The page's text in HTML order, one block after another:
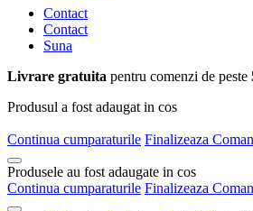
Contact
Contact
Suna
Livrare gratuita pentru comenzi de peste
Produsul a fost adaugat in cos
Continua cumparaturile Finalizeaza
Produsele au fost adaugate in cos
Continua cumparaturile Finalizeaza